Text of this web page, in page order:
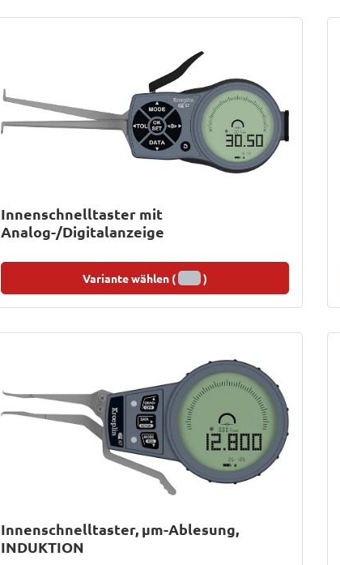
Innenschnelltaster mit
Analog-/Digitalanzeige
Variante wählen ( )
Innenschnelltaster, µm-Ablesung,
INDUKTION